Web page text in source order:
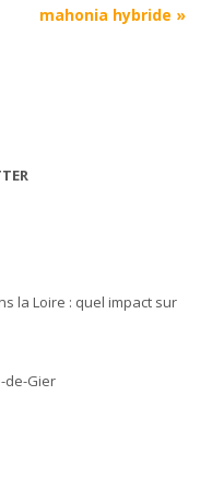
mahonia hybride »
la Loire : quel impact sur
de-Gier